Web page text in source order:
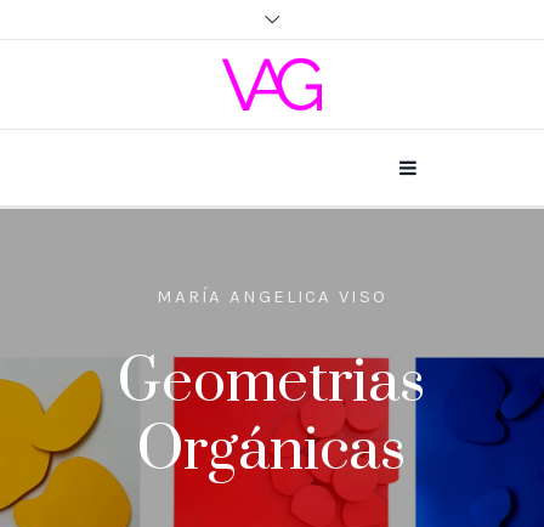
MARÍA ANGELICA VISO
Geometrias
Orgánicas